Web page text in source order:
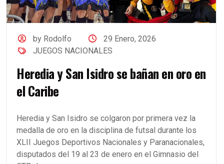
by Rodolfo
29 Enero, 2026
JUEGOS NACIONALES
Heredia y San Isidro se bañan en oro en
el Caribe
Heredia y San Isidro se colgaron por primera vez la
medalla de oro en la disciplina de futsal durante los
XLII Juegos Deportivos Nacionales y Paranacionales,
disputados del 19 al 23 de enero en el Gimnasio del